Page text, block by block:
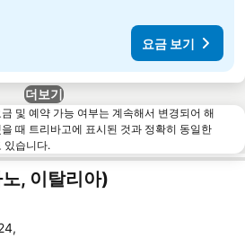
요금 보기
더보기
및 예약 가능 여부는 계속해서 변경되어 해
때 트리바고에 표시된 것과 정확히 동일한
있습니다.
, 이탈리아)
,